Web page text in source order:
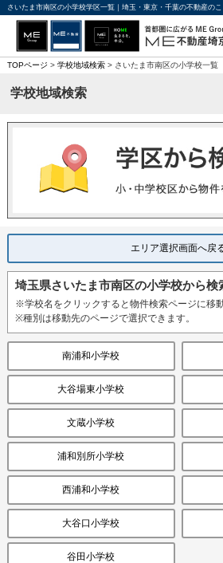
さいたま市南区の小学校学区一覧｜埼玉・東京・千葉の不動産の
TOPページ > 学校地域検索> さいたま市南区の小学校一覧
学校地域検索
エリア選択画面へ戻
埼玉県さいたま市南区の小学校から検
※学校名をクリックすると物件検索ページに移動
※種別は移動先のページで選択できます。
南浦和小学校
大谷場東小学校
文蔵小学校
浦和別所小学校
西浦和小学校
大谷口小学校
谷田小学校